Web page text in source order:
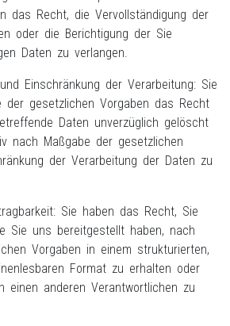
das Recht, die Vervollständigung der
oder die Berichtigung der Sie
Daten zu verlangen.
Einschränkung der Verarbeitung: Sie
der gesetzlichen Vorgaben das Recht
Daten unverzüglich gelöscht
nach Maßgabe der gesetzlichen
der Verarbeitung der Daten zu
Sie haben das Recht, Sie
Sie uns bereitgestellt haben, nach
Vorgaben in einem strukturierten,
Format zu erhalten oder
einen anderen Verantwortlichen zu